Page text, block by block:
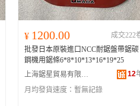
¥ 1200.00
成交222
批發日本原裝進口NCC耐鋸盤帶鋸碳
鋼機用鋸條6*8*10*13*16*19*25
上海鋸星貿易有限公司
12
月均發貨速度： 暫無記錄